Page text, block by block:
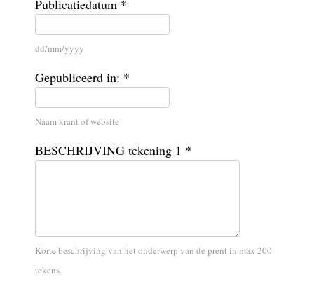
Publicatiedatum *
dd/mm/yyyy
Gepubliceerd in: *
Naam krant of website
BESCHRIJVING tekening 1 *
Korte beschrijving van het onderwerp van de prent in max 200
tekens.